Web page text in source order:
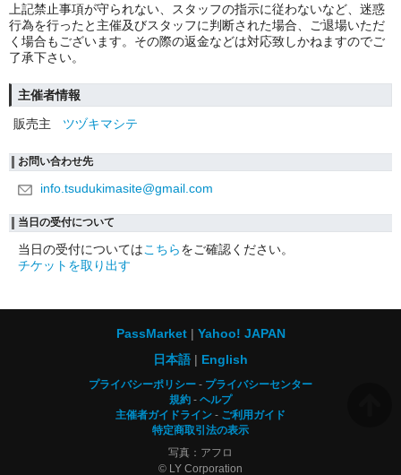
上記禁止事項が守られない、スタッフの指示に従わないなど、迷惑
行為を行ったと主催及びスタッフに判断された場合、ご退場いただ
く場合もございます。その際の返金などは対応致しかねますのでご
了承下さい。
主催者情報
販売主
ツヅキマシテ
お問い合わせ先
info.tsudukimasite@gmail.com
当日の受付について
当日の受付についてはこちらをご確認ください。
チケットを取り出す
PassMarket
Yahoo! JAPAN
日本語
English
プライバシーポリシー
プライバシーセンター
規約
ヘルプ
主催者ガイドライン
ご利用ガイド
特定商取引法の表示
写真：アフロ
© LY Corporation